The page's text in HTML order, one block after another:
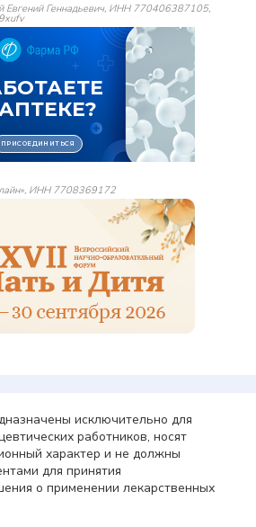
Евгений Геннадьевич, ИНН 770406387105,
ИНН 7708369172
исключительно для
работников, носят
характер и не должны
для принятия
о применении лекарственных